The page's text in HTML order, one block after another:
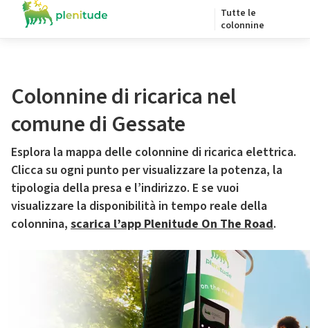
Tutte le
colonnine
Colonnine di ricarica nel
comune di Gessate
Esplora la mappa delle colonnine di ricarica elettrica.
Clicca su ogni punto per visualizzare la potenza, la
tipologia della presa e l’indirizzo. E se vuoi
visualizzare la disponibilità in tempo reale della
colonnina, scarica l’app Plenitude On The Road.